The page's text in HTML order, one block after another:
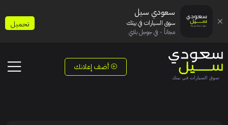
أضف إعلانك
سعودي سيل
سوق السيارات في بيتك
مجاناً - في جوجل بلاي
تحميل